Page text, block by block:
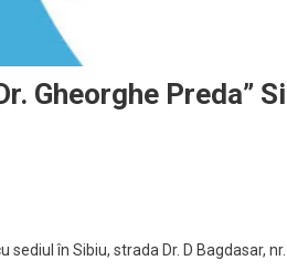
Gheorghe Preda”
sediul în Sibiu, strada Dr. D Bagdasar,